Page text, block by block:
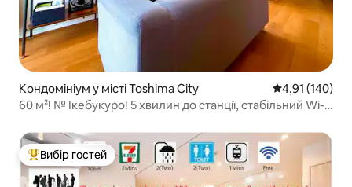
Кондомініум у місті Toshima City Середня
4,91 (140)
60 м²! № Ікебукуро! 5 хвилин до станції, стабільний Wi-
Топ вибір гостей
Вибір гостей